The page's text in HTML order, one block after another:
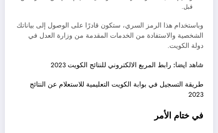
قبل.
وباستخدام هذا الرمز السري، ستكون قادرًا على الوصول إلى بياناتك
الشخصية والاستفادة من الخدمات المقدمة من وزارة العدل في
دولة الكويت.
شاهد ايضا: رابط المربع الالكتروني للنتائج الكويت 2023
طريقة التسجيل في بوابة الكويت التعليمية للاستعلام عن النتائج
2023
في ختام الأمر